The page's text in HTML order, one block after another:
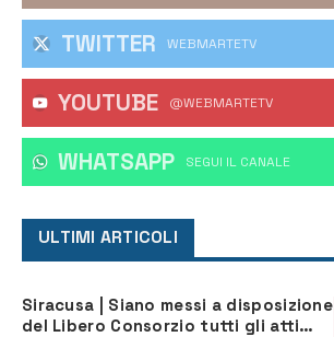
TWITTER WEBMARTETV
YOUTUBE @WEBMARTETV
WHATSAPP ‎SEGUI IL CANALE
ULTIMI ARTICOLI
Siracusa | Siano messi a disposizione
del Libero Consorzio tutti gli atti